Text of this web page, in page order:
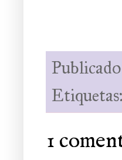
Etiquetas:
1